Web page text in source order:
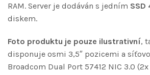
RAM. Server je dodáván s jedním SSD
diskem.
Foto produktu je pouze ilustrativní,
disponuje osmi 3,5″ pozicemi a
Broadcom Dual Port 57412 NIC 3.0 (2x